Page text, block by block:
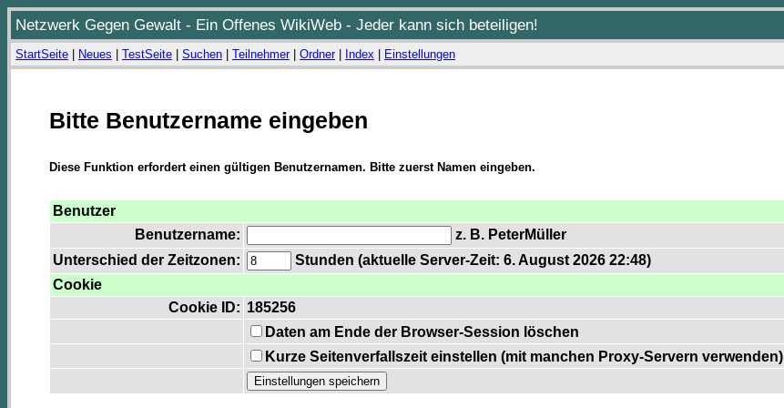
Netzwerk Gegen Gewalt - Ein Offenes WikiWeb - Jeder kann sich beteiligen!
StartSeite Neues TestSeite Suchen Teilnehmer| Ordner| Index Einstellungen
Bitte Benutzername eingeben
Diese Funktion erfordert einen gültigen Benutzernamen. Bitte zuerst Namen eingeben.
Benutzer
Benutzername:
z. B. PeterMüller
Unterschied der Zeitzonen:
Stunden (aktuelle Server-Zeit: 6. August 2026 22:48)
Cookie
Cookie ID: 185256
Daten am Ende der Browser-Session löschen
Kurze Seitenverfallszeit einstellen (mit manchen Proxy-Servern verwenden)